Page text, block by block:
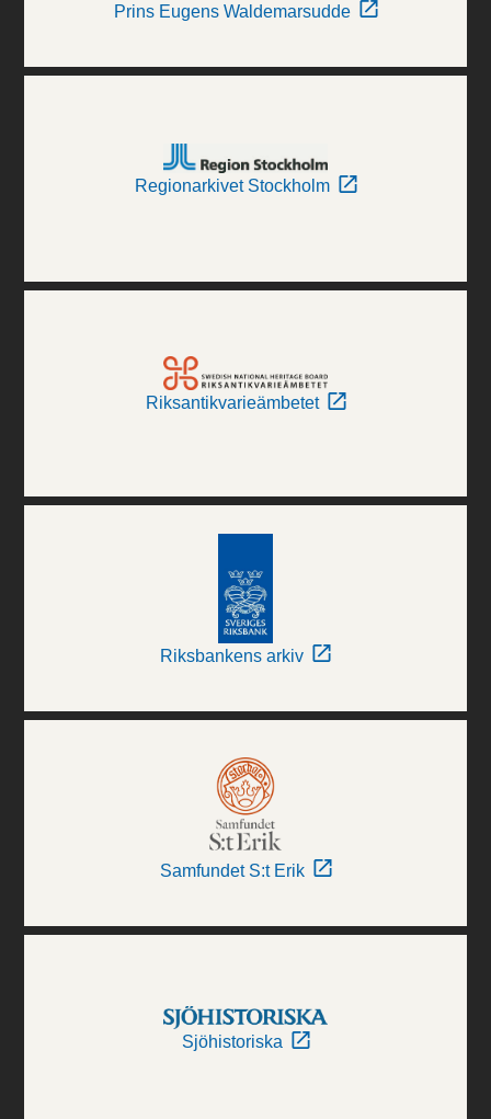
Prins Eugens Waldemarsudde
Regionarkivet Stockholm
Riksantikvarieämbetet
Riksbankens arkiv
Samfundet S:t Erik
Sjöhistoriska